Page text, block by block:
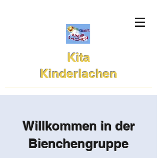
Kita
Kinderlachen
Willkommen in der
Bienchengruppe